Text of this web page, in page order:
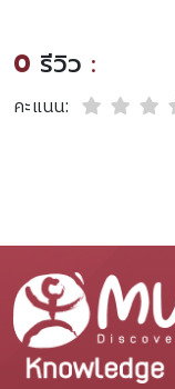
0 รีวิว :
คะแนน: